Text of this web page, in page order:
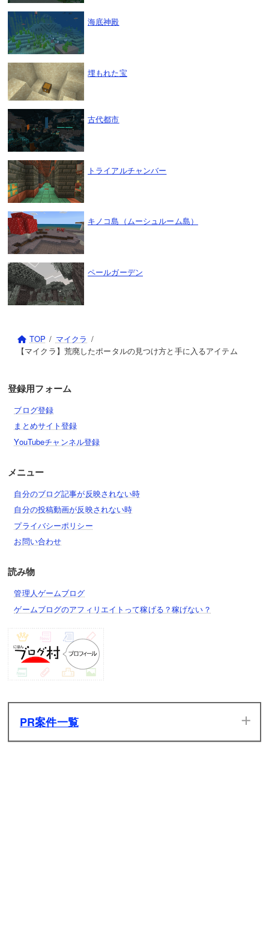
海底神殿
埋もれた宝
古代都市
トライアルチャンバー
キノコ島（ムーシュルーム島）
ペールガーデン
TOP
マイクラ
【マイクラ】荒廃したポータルの見つけ方と手に入るアイテム
登録用フォーム
ブログ登録
まとめサイト登録
YouTubeチャンネル登録
メニュー
自分のブログ記事が反映されない時
自分の投稿動画が反映されない時
プライバシーポリシー
お問い合わせ
読み物
管理人ゲームブログ
ゲームブログのアフィリエイトって稼げる？稼げない？
PR案件一覧